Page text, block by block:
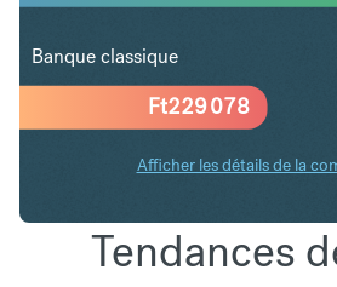
Ft229 078
Banque classique
Afficher les détails de la
Tendances